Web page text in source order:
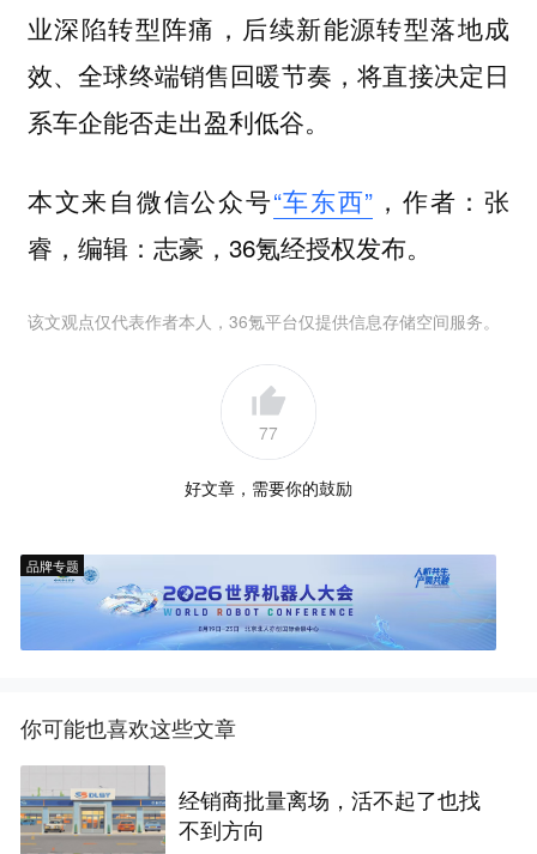
业深陷转型阵痛，后续新能源转型落地成
效、全球终端销售回暖节奏，将直接决定日
系车企能否走出盈利低谷。
本文来自微信公众号“车东西” ，作者：张
睿，编辑：志豪，36氪经授权发布。
该文观点仅代表作者本人，36氪平台仅提供信息存储空间服务。
77
好文章，需要你的鼓励
品牌专题
你可能也喜欢这些文章
经销商批量离场，活不起了也找
不到方向